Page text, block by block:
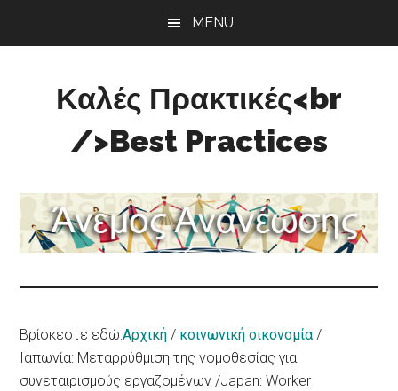
MENU
Καλές Πρακτικές<br
/>Best Practices
Ανανέωσης
Βρίσκεστε εδώ:Αρχική / κοινωνική οικονομία /
Ιαπωνία: Μεταρρύθμιση της νομοθεσίας για
συνεταιρισμούς εργαζομένων /Japan: Worker